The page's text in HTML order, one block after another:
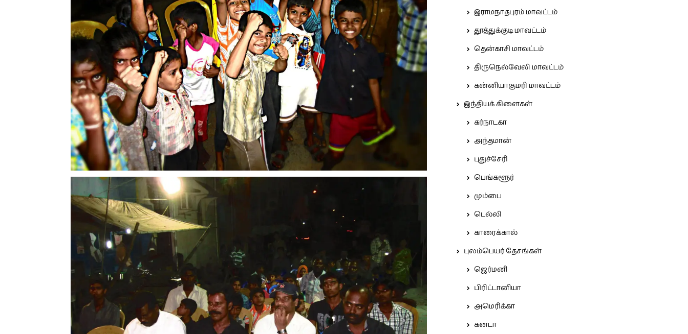
இராமநாதபுரம் மாவட்டம்
தூத்துக்குடி மாவட்டம்
தென்காசி மாவட்டம்
திருநெல்வேலி மாவட்டம்
கன்னியாகுமரி மாவட்டம்
இந்தியக் கிளைகள்
கர்நாடகா
அந்தமான்
புதுச்சேரி
பெங்களூர்
மும்பை
டெல்லி
காரைக்கால்
புலம்பெயர் தேசங்கள்
ஜெர்மனி
பிரிட்டானியா
அமெரிக்கா
கனடா